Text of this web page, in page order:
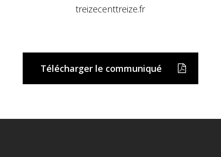
treizecenttreize.fr
Télécharger le communiqué